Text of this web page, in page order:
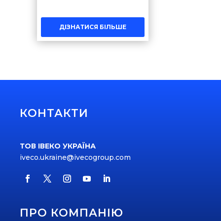
ДІЗНАТИСЯ БІЛЬШЕ
КОНТАКТИ
ТОВ ІВЕКО УКРАЇНА
iveco.ukraine@ivecogroup.com
ПРО КОМПАНІЮ